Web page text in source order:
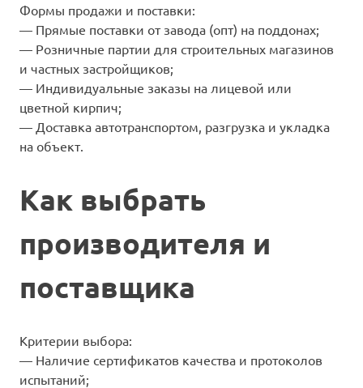
Формы продажи и поставки:
— Прямые поставки от завода (опт) на поддонах;
— Розничные партии для строительных магазинов
и частных застройщиков;
— Индивидуальные заказы на лицевой или
цветной кирпич;
— Доставка автотранспортом, разгрузка и укладка
на объект.
Как выбрать
производителя и
поставщика
Критерии выбора:
— Наличие сертификатов качества и протоколов
испытаний;